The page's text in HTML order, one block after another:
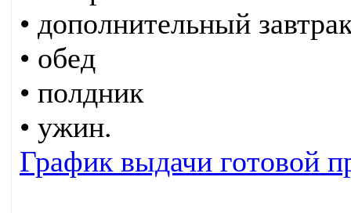
• дополнительный
• обед
• полдник
• ужин.
График выдачи готовой